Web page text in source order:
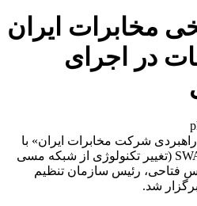
مخابرات ایران
در اجرای
شرکت مخابرات ایران» با
تمرکز بر اجرای پروژه ملی SWAP (تغییر تکنولوژی از شبکه مسی
فتاحی، رئیس سازمان تنظیم
شد.